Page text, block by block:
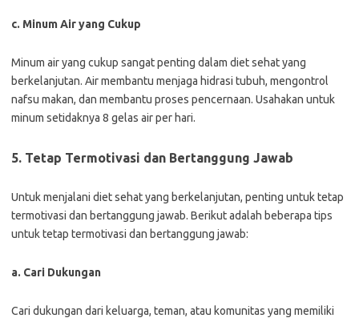
c. Minum Air yang Cukup
Minum air yang cukup sangat penting dalam diet sehat yang
berkelanjutan. Air membantu menjaga hidrasi tubuh, mengontrol
nafsu makan, dan membantu proses pencernaan. Usahakan untuk
minum setidaknya 8 gelas air per hari.
5. Tetap Termotivasi dan Bertanggung Jawab
Untuk menjalani diet sehat yang berkelanjutan, penting untuk tetap
termotivasi dan bertanggung jawab. Berikut adalah beberapa tips
untuk tetap termotivasi dan bertanggung jawab:
a. Cari Dukungan
Cari dukungan dari keluarga, teman, atau komunitas yang memiliki